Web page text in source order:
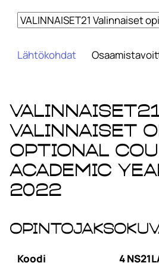
Lähtökohdat
VALINNAISET21
Valinnaiset
Optional
academic
2022
Koodi
4